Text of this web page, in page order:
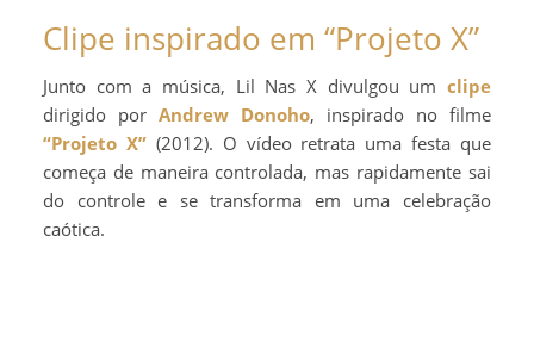
Clipe inspirado em “Projeto X”
Junto com a música, Lil Nas X divulgou um clipe
dirigido por Andrew Donoho, inspirado no filme
“Projeto X”(2012). O vídeo retrata uma festa que
começa de maneira controlada, mas rapidamente sai
do controle e se transforma em uma celebração
caótica.